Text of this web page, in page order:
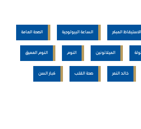
الاستيقاظ المبكر الساعة البيولوجية الصحة العامة
الميلاتونين النوم النوم العميق
خالد النمر صحة القلب كبار السن